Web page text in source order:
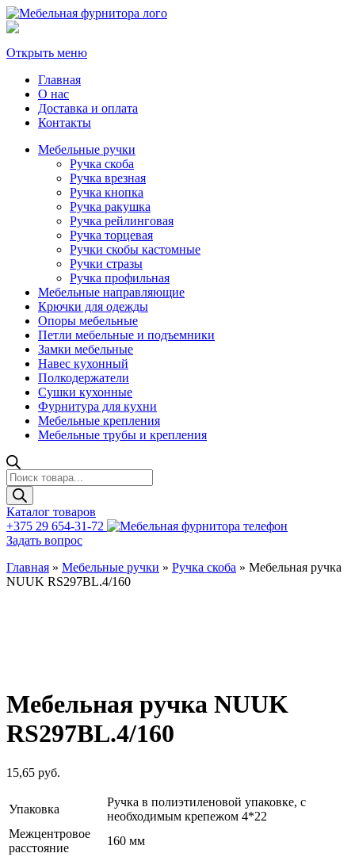
Открыть меню
Главная
О нас
Доставка и оплата
Контакты
Мебельные ручки
Ручка скоба
Ручка врезная
Ручка кнопка
Ручка ракушка
Ручка рейлинговая
Ручка торцевая
Ручки скобы кастомные
Ручки стразы
Ручка профильная
Мебельные направляющие
Крючки для одежды
Опоры мебельные
Петли мебельные и подъемники
Замки мебельные
Навес кухонный
Полкодержатели
Сушки кухонные
Фурнитура для кухни
Мебельные крепления
Мебельные трубы и крепления
Поиск
товаров
Каталог товаров
+375 29 654-31-72
Задать вопрос
Главная » Мебельные ручки » Ручка скоба » Мебельная ручка
NUUK RS297BL.4/160
Мебельная ручка NUUK
RS297BL.4/160
15,65 руб.
Упаковка
Ручка в полиэтиленовой упаковке, с
необходимым крепежом 4*22
Межцентровое
расстояние
160 мм